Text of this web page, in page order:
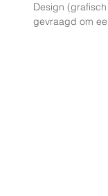
Design
gevraagd om